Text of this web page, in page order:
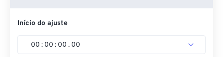
Início do ajuste
00 : 00 : 00 . 00